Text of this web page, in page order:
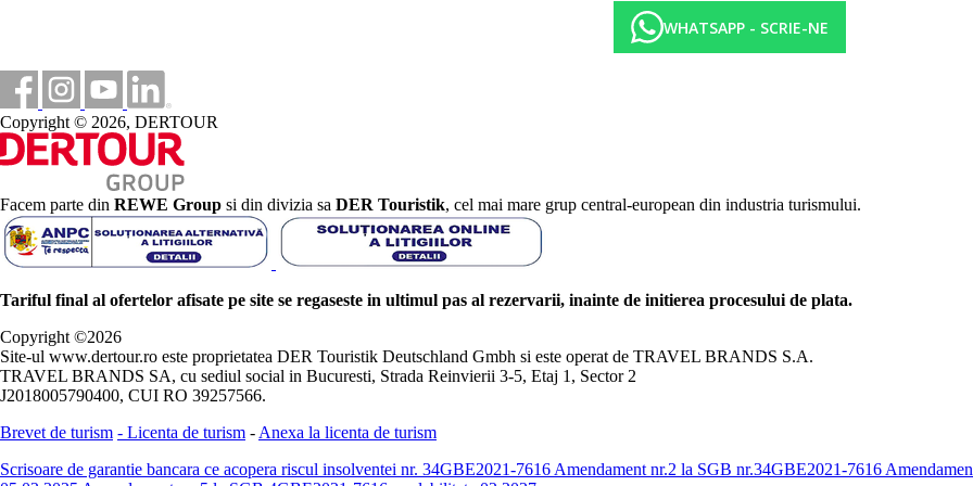
WHATSAPP - SCRIE-NE
Copyright © 2026, DERTOUR
Facem parte din REWE Group si din divizia sa DER Touristik, cel mai mare grup central-european din industria turismului.
Tariful final al ofertelor afisate pe site se regaseste in ultimul pas al rezervarii, inainte de initierea procesului de plata.
Copyright ©2026
Site-ul www.dertour.ro este proprietatea DER Touristik Deutschland Gmbh si este operat de TRAVEL BRANDS S.A.
TRAVEL BRANDS SA, cu sediul social in Bucuresti, Strada Reinvierii 3-5, Etaj 1, Sector 2
J2018005790400, CUI RO 39257566.
Brevet de turism - Licenta de turism - Anexa la licenta de turism
Scrisoare de garantie bancara ce acopera riscul insolventei nr. 34GBE2021-7616 Amendament nr.2 la SGB nr.34GBE2021-7616